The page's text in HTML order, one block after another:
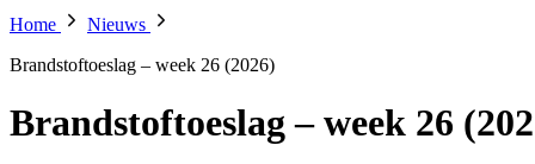
Home
Nieuws
Brandstoftoeslag – week 26 (2026)
Brandstoftoeslag – week 26